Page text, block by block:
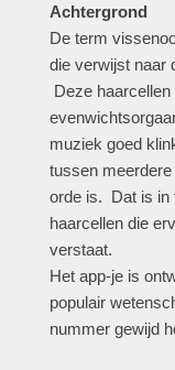
Achtergrond
De term
die verwijst naar
Deze
muziek goed
tussen
orde is. Dat is in
haarcellen die
verstaat.
Het app-je is
populair
nummer gewijd